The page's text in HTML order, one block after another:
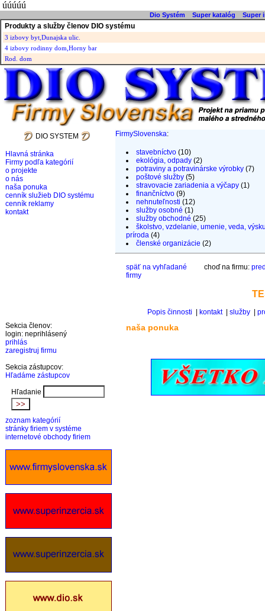
úúúúú
Dio Systém Super katalóg Super
Produkty a služby členov DIO systému
3 izbovy byt,Dunajska ulic.
4 izbovy rodinny dom,Horny bar
Rod. dom
DIO SYSTEM
Hlavná stránka
Firmy podľa kategórií
o projekte
o nás
naša ponuka
cenník služieb DIO systému
cenník reklamy
kontakt
Sekcia členov:
login: neprihlásený
prihlás
zaregistruj firmu
Sekcia zástupcov:
Hľadáme zástupcov
Hľadanie
zoznam kategórií
stránky firiem v systéme
internetové obchody firiem
FirmySlovenska:
stavebníctvo (10)
ekológia, odpady (2)
potraviny a potravinárske výrobky (7)
poštové služby (5)
stravovacie zariadenia a výčapy (1)
finančníctvo (9)
nehnuteľnosti (12)
služby osobné (1)
služby obchodné (25)
školstvo, vzdelanie, umenie, veda,
príroda (4)
členské organizácie (2)
späť na vyhľadané
firmy
choď na firmu:
Popis činnosti kontakt| služby
naša ponuka